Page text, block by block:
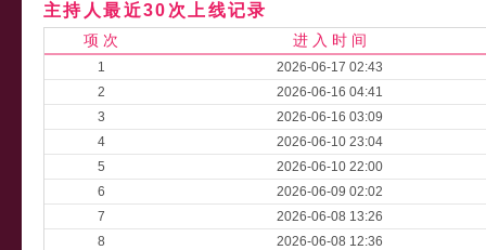
主持人最近30次上线记录
项 次 进 入 时 间
1
2026-06-17 02:43
2
2026-06-16 04:41
3
2026-06-16 03:09
4
2026-06-10 23:04
5
2026-06-10 22:00
6
2026-06-09 02:02
7
2026-06-08 13:26
8
2026-06-08 12:36